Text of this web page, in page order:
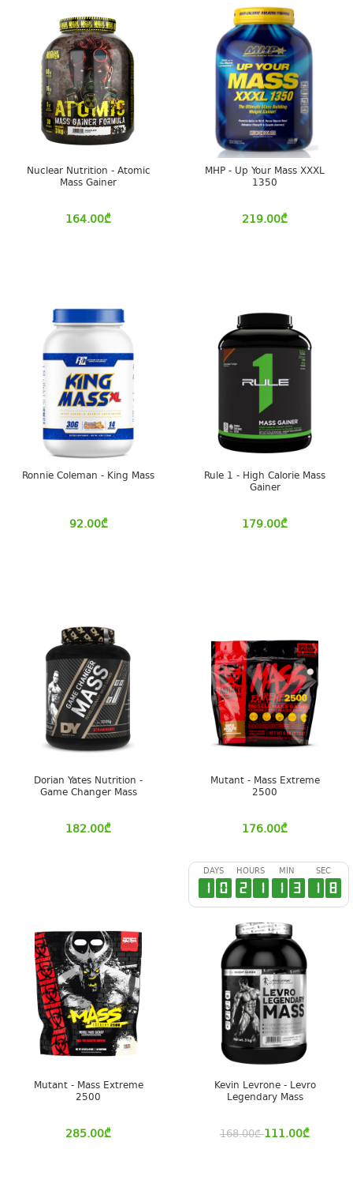
Nuclear Nutrition - Atomic
Mass Gainer
164.00₾
MHP - Up Your Mass XXXL
1350
219.00₾
Ronnie Coleman - King Mass
92.00₾
Rule 1 - High Calorie Mass
Gainer
179.00₾
Dorian Yates Nutrition -
Game Changer Mass
182.00₾
Mutant - Mass Extreme
2500
176.00₾
Mutant - Mass Extreme
2500
285.00₾
DAYS
1 0
HOURS
2 1
MIN
1 3
SEC
1 7
Kevin Levrone - Levro
Legendary Mass
168.00₾ 111.00₾